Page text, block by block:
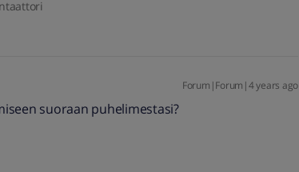
Forum|Forum|4 years ago
suoraan puhelimestasi?